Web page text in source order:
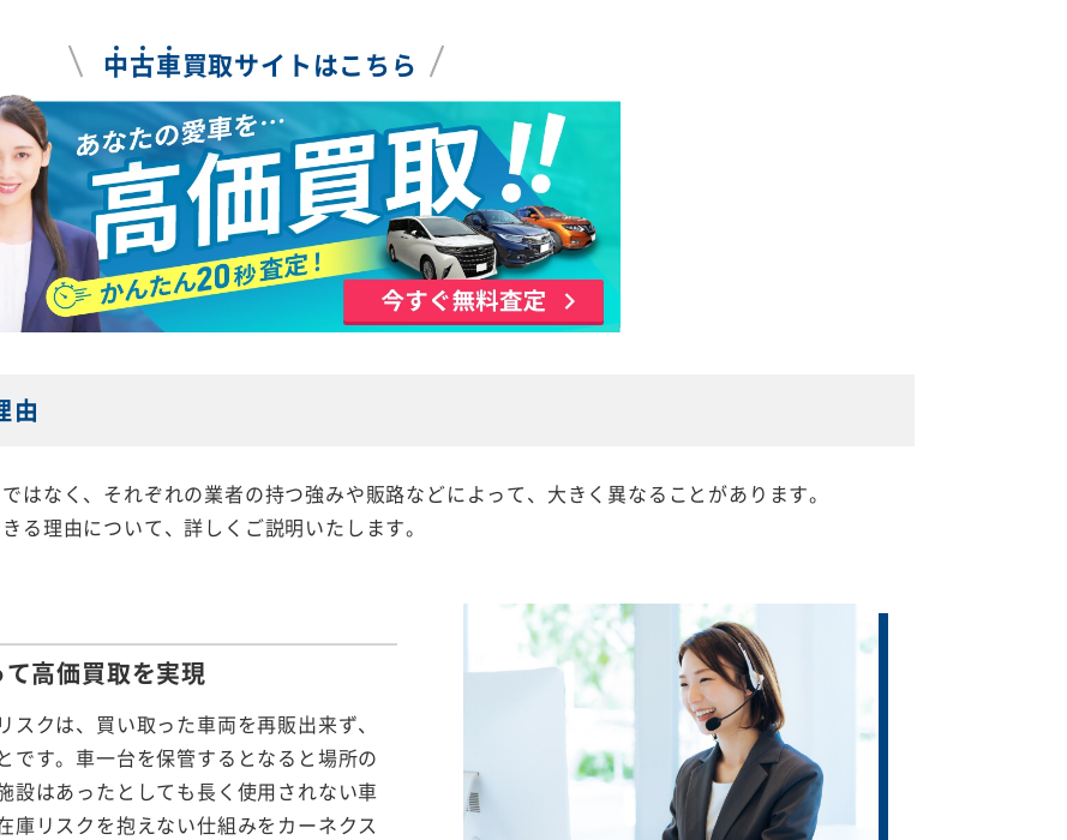
中古車買取サイトはこちら
由
はなく、それぞれの業者の持つ強みや販路などによって、大きく異なることがあります。
る理由について、詳しくご説明いたします。
高価買取を実現
クは、買い取った車両を再販出来ず、
です。車一台を保管するとなると場所の
設はあったとしても長く使用されない車
庫リスクを抱えない仕組みをカーネクス